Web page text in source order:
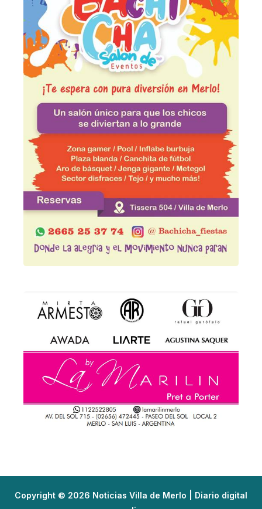
Copyright © 2026 Noticias Villa de Merlo | Diario digital